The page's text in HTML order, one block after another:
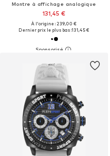
Montre à affichage analogique
131,45 €
À l'origine : 239,00 €
Dernier prix le plus bas :131,45 €